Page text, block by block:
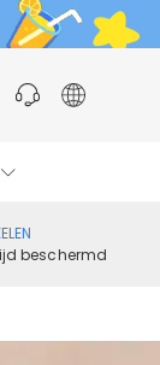
beschermd